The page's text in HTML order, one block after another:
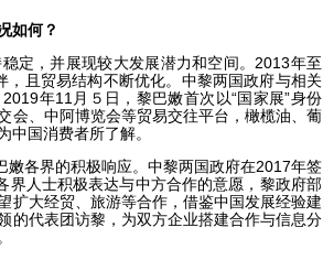
如何？
，并展现较大发展潜力和空间。2013年至
且贸易结构不断优化。中黎两国政府与相关
年11月５日，黎巴嫩首次以“国家展”身份
会、中阿博览会等贸易交往平台，橄榄油、葡
中国消费者所了解。
各界的积极响应。中黎两国政府在2017年签
界人士积极表达与中方合作的意愿，黎政府部
扩大经贸、旅游等合作，借鉴中国发展经验建
的代表团访黎，为双方企业搭建合作与信息分